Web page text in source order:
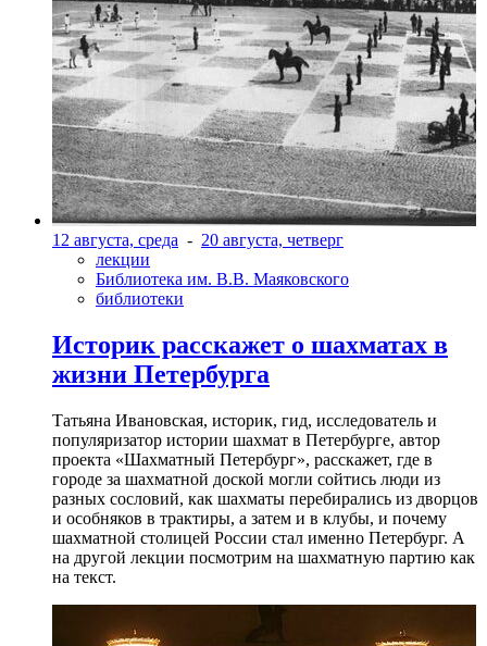
12 августа, среда - 20 августа, четверг
лекции
Библиотека им. В.В. Маяковского
библиотеки
Историк расскажет о шахматах в
жизни Петербурга
Татьяна Ивановская, историк, гид, исследователь и
популяризатор истории шахмат в Петербурге, автор
проекта «Шахматный Петербург», расскажет, где в
городе за шахматной доской могли сойтись люди из
разных сословий, как шахматы перебирались из дворцов
и особняков в трактиры, а затем и в клубы, и почему
шахматной столицей России стал именно Петербург. А
на другой лекции посмотрим на шахматную партию как
на текст.